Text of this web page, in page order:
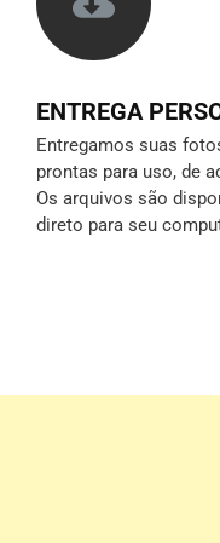
ENTREGA
Entregamos suas
prontas para uso, de
Os arquivos são
direto para seu